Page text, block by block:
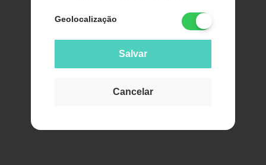
Geolocalização
Salvar
Cancelar